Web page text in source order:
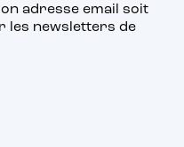
adresse email soit
les newsletters de